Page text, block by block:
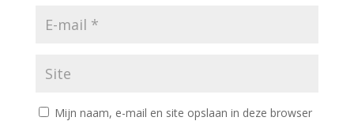
Mijn naam, e-mail en site opslaan in deze browser